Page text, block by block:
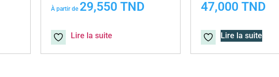
47,000 TND
Lire la suite
À partir de 29,550TND
Lire la suite